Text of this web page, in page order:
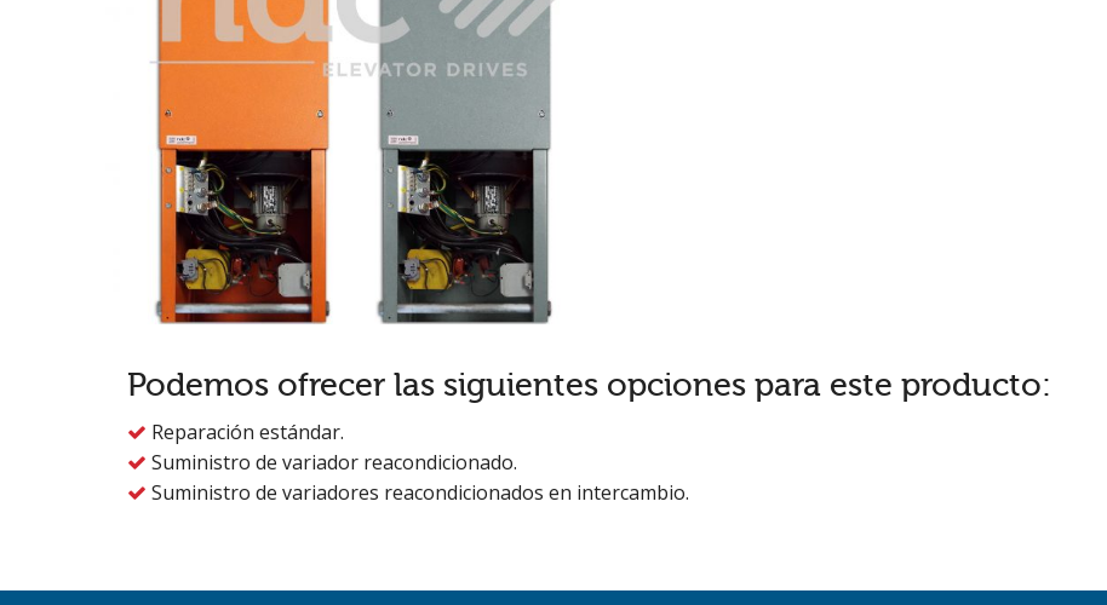
Podemos ofrecer las siguientes opciones para este producto:
 Reparación estándar.
 Suministro de variador reacondicionado.
 Suministro de variadores reacondicionados en intercambio.